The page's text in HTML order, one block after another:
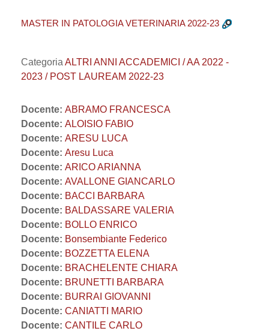
MASTER IN PATOLOGIA VETERINARIA 2022-23
Categoria ALTRI ANNI ACCADEMICI / AA 2022 -
2023 / POST LAUREAM 2022-23
Docente: ABRAMO FRANCESCA
Docente: ALOISIO FABIO
Docente: ARESU LUCA
Docente: Aresu Luca
Docente: ARICO ARIANNA
Docente: AVALLONE GIANCARLO
Docente: BACCI BARBARA
Docente: BALDASSARE VALERIA
Docente: BOLLO ENRICO
Docente: Bonsembiante Federico
Docente: BOZZETTA ELENA
Docente: BRACHELENTE CHIARA
Docente: BRUNETTI BARBARA
Docente: BURRAI GIOVANNI
Docente: CANIATTI MARIO
Docente: CANTILE CARLO